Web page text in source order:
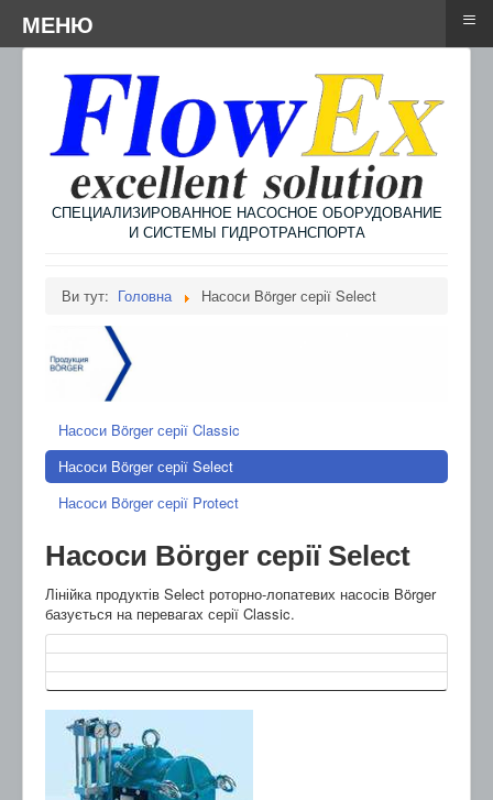
СПЕЦИАЛИЗИРОВАННОЕ НАСОСНОЕ ОБОРУДОВАНИЕ
И СИСТЕМЫ ГИДРОТРАНСПОРТА
Ви тут: Головна Насоси Börger серії Select
Насоси Börger серії Classic
Насоси Börger серії Select
Насоси Börger серії Protect
Насоси Börger серії Select
Лінійка продуктів Select роторно-лопатевих насосів Börger
базується на перевагах серії Classic.
Menu ≡
МЕНЮ ≡